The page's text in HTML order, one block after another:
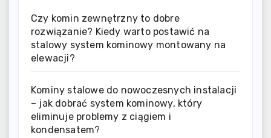
Czy komin zewnętrzny to dobre
rozwiązanie? Kiedy warto postawić na
stalowy system kominowy montowany na
elewacji?
Kominy stalowe do nowoczesnych instalacji
– jak dobrać system kominowy, który
eliminuje problemy z ciągiem i
kondensatem?